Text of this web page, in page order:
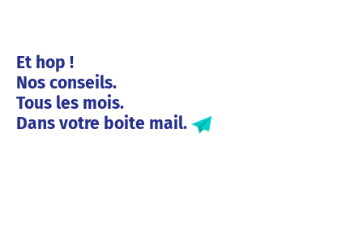
Et hop !
Nos conseils.
Tous les mois.
Dans votre boite mail.